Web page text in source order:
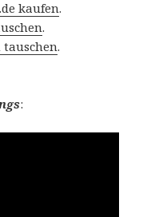
kaufen.
.
tauschen.
: